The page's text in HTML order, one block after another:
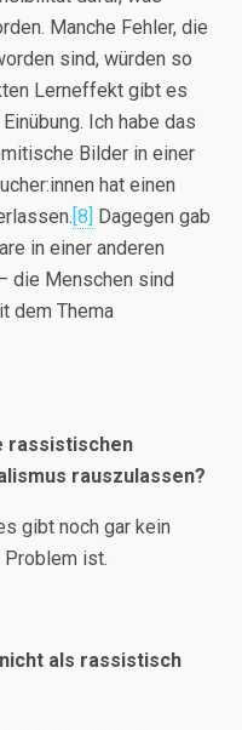
Manche Fehler, die
sind, würden so
Lerneffekt gibt es
Ich habe das
Bilder in einer
hat einen
[8] Dagegen gab
in einer anderen
die Menschen sind
dem Thema
rassistischen
rauszulassen?
gibt noch gar kein
ist.
als rassistisch